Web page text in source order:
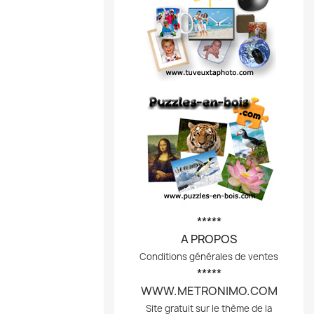
*****
A PROPOS
Conditions générales de ventes
*****
WWW.METRONIMO.COM
Site gratuit sur le thème de la